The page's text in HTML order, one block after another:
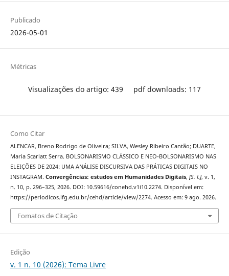
Publicado
2026-05-01
Métricas
Visualizações do artigo: 439 pdf downloads: 117
Como Citar
ALENCAR, Breno Rodrigo de Oliveira; SILVA, Wesley Ribeiro Cantão; DUARTE,
Maria Scarlatt Serra. BOLSONARISMO CLÁSSICO E NEO-BOLSONARISMO NAS
ELEIÇÕES DE 2024: UMA ANÁLISE DISCURSIVA DAS PRÁTICAS DIGITAIS NO
INSTAGRAM. Convergências: estudos em Humanidades Digitais, [S. l.], v. 1,
n. 10, p. 296–325, 2026. DOI: 10.59616/conehd.v1i10.2274. Disponível em:
https://periodicos.ifg.edu.br/cehd/article/view/2274. Acesso em: 9 ago. 2026.
Fomatos de Citação
Edição
v. 1 n. 10 (2026): Tema Livre